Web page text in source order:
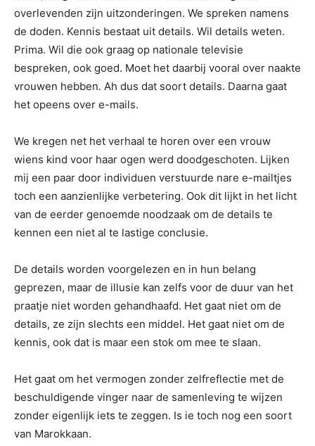
overlevenden zijn uitzonderingen. We spreken namens
de doden. Kennis bestaat uit details. Wil details weten.
Prima. Wil die ook graag op nationale televisie
bespreken, ook goed. Moet het daarbij vooral over naakte
vrouwen hebben. Ah dus dat soort details. Daarna gaat
het opeens over e-mails.
We kregen net het verhaal te horen over een vrouw
wiens kind voor haar ogen werd doodgeschoten. Lijken
mij een paar door individuen verstuurde nare e-mailtjes
toch een aanzienlijke verbetering. Ook dit lijkt in het licht
van de eerder genoemde noodzaak om de details te
kennen een niet al te lastige conclusie.
De details worden voorgelezen en in hun belang
geprezen, maar de illusie kan zelfs voor de duur van het
praatje niet worden gehandhaafd. Het gaat niet om de
details, ze zijn slechts een middel. Het gaat niet om de
kennis, ook dat is maar een stok om mee te slaan.
Het gaat om het vermogen zonder zelfreflectie met de
beschuldigende vinger naar de samenleving te wijzen
zonder eigenlijk iets te zeggen. Is ie toch nog een soort
van Marokkaan.